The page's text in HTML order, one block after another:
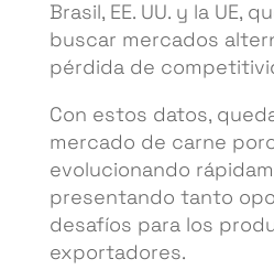
Brasil, EE. UU. y la UE,
buscar mercados
pérdida de
Con estos datos,
mercado de carne
evolucionando
presentando tanto
desafíos para los
exportadores.